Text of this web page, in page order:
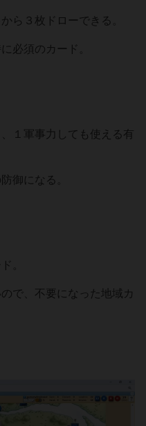
ら３枚ドローできる。
必須のカード。
１軍事力しても使える有
御になる。
。
で、不要になった地域カ